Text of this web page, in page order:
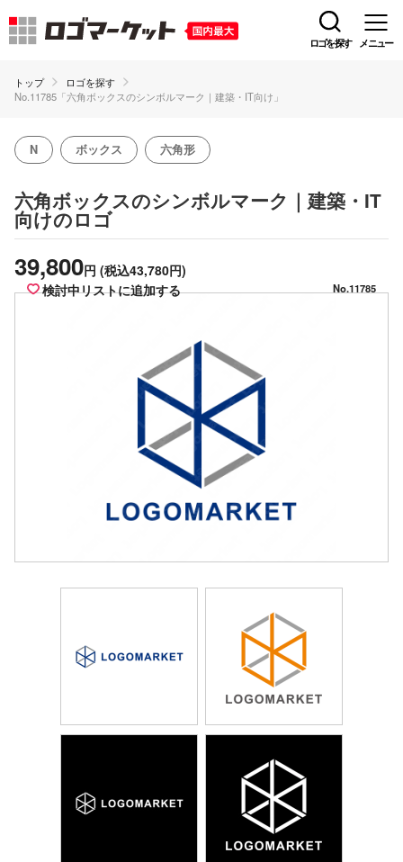
ロゴを探す メニュー
トップ
ロゴを探す
No.11785「六角ボックスのシンボルマーク｜建築・IT向け」
N ボックス 六角形
六角ボックスのシンボルマーク｜建築・IT
向けのロゴ
39,800円 (税込43,780円)
検討中リストに追加する
No.11785